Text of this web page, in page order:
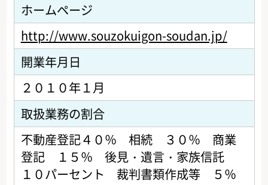
ホームページ
http://www.souzokuigon-soudan.jp/
開業年月日
２０１０年１月
取扱業務の割合
不動産登記４０％ 相続 ３０％ 商業
登記 １５％ 後見・遺言・家族信託
１０パーセント 裁判書類作成等 ５％